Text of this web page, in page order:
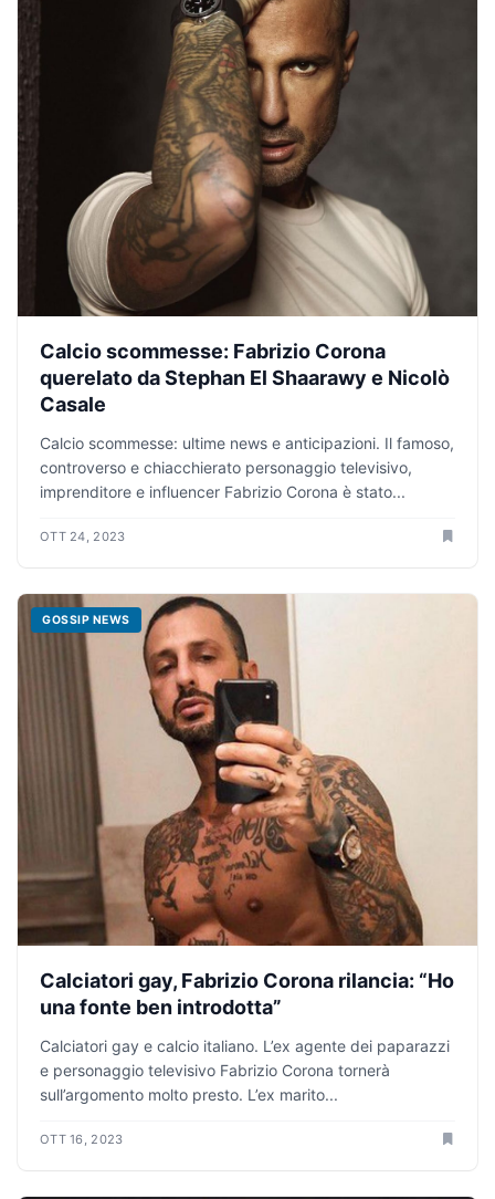
Calcio scommesse: Fabrizio Corona
querelato da Stephan El Shaarawy e Nicolò
Casale
Calcio scommesse: ultime news e anticipazioni. Il famoso,
controverso e chiacchierato personaggio televisivo,
imprenditore e influencer Fabrizio Corona è stato...
OTT 24, 2023
GOSSIP NEWS
Calciatori gay, Fabrizio Corona rilancia: “Ho
una fonte ben introdotta”
Calciatori gay e calcio italiano. L’ex agente dei paparazzi
e personaggio televisivo Fabrizio Corona tornerà
sull’argomento molto presto. L’ex marito...
OTT 16, 2023